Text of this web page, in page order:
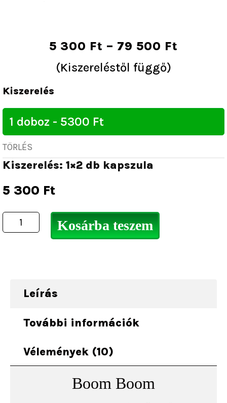
5 300 Ft – 79 500 Ft
(Kiszereléstől függő)
Kiszerelés
TÖRLÉS
Kiszerelés: 1×2 db kapszula
5 300 Ft
Boom
Potencianövelő
mennyiség
Kosárba teszem
Leírás
További információk
Vélemények (10)
Boom Boom